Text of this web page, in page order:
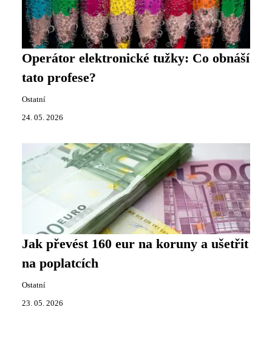
Operátor elektronické tužky: Co obnáší
tato profese?
Ostatní
24. 05. 2026
Jak převést 160 eur na koruny a ušetřit
na poplatcích
Ostatní
23. 05. 2026